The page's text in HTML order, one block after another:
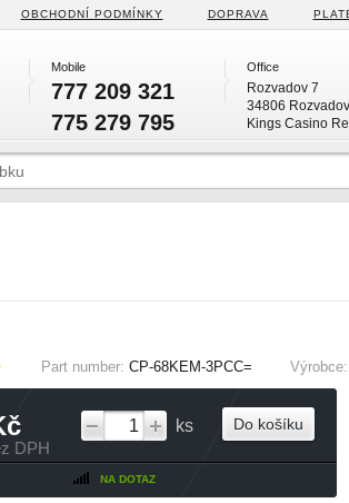
OBCHODNÍ PODMÍNKY DOPRAVA
Mobile
777 209 321
775 279 795
Office
Rozvadov 7
34806 Rozvadov
Kings Casino
Part number: CP-68KEM-3PCC= Výrobce:
DPH
ks
NA DOTAZ
Do košíku